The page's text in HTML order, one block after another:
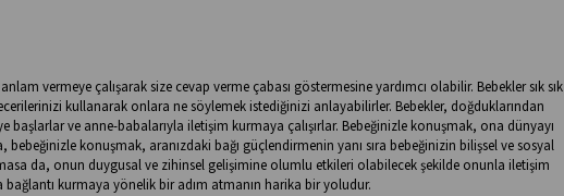
vermeye çalışarak size cevap verme çabası göstermesine yardımcı olabilir. Bebekler sık sık
kullanarak onlara ne söylemek istediğinizi anlayabilirler. Bebekler, doğduklarından
başlarlar ve anne-babalarıyla iletişim kurmaya çalışırlar. Bebeğinizle konuşmak, ona dünyayı
konuşmak, aranızdaki bağı güçlendirmenin yanı sıra bebeğinizin bilişsel ve sosyal
da, onun duygusal ve zihinsel gelişimine olumlu etkileri olabilecek şekilde onunla iletişim
kurmaya yönelik bir adım atmanın harika bir yoludur.